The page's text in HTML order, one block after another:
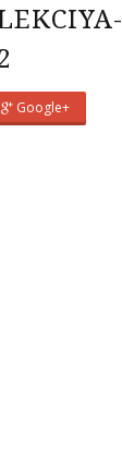
Google+